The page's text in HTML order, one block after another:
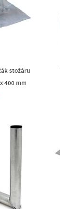
stožáru
400 mm